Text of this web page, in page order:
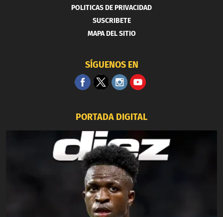
POLITICAS DE PRIVACIDAD
SUSCRIBETE
MAPA DEL SITIO
SÍGUENOS EN
PORTADA DIGITAL